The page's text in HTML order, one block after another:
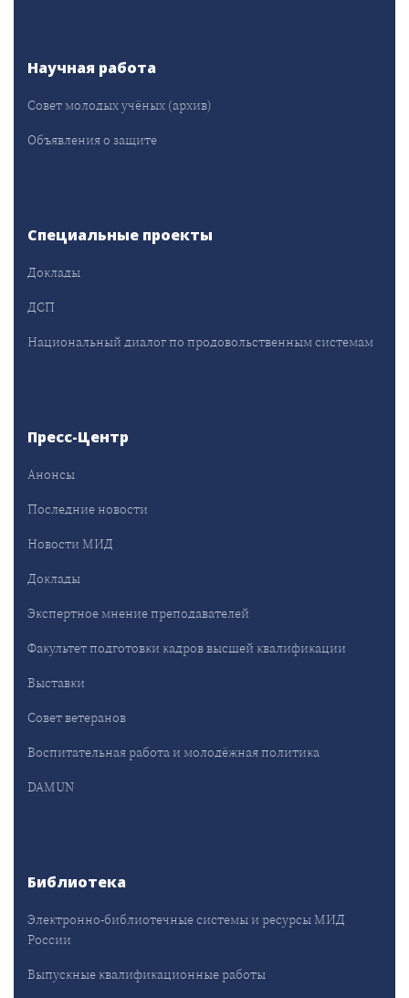
Научная работа
Совет молодых учёных (архив)
Объявления о защите
Специальные проекты
Доклады
ДСП
Национальный диалог по продовольственным системам
Пресс-Центр
Анонсы
Последние новости
Новости МИД
Доклады
Экспертное мнение преподавателей
Факультет подготовки кадров высшей квалификации
Выставки
Совет ветеранов
Воспитательная работа и молодёжная политика
DAMUN
Библиотека
Электронно-библиотечные системы и ресурсы МИД
России
Выпускные квалификационные работы